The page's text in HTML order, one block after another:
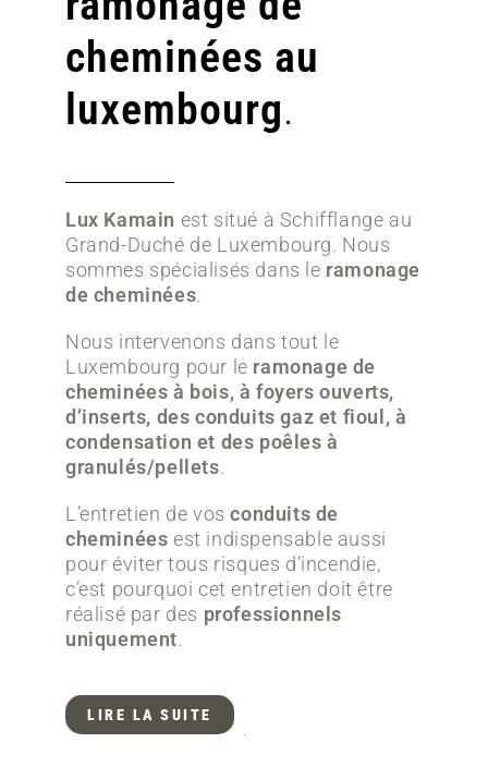
info@luxkamain.lu
info@luxkamain.lu
info@luxkamain.lu
info@luxkamain.lu
info@luxkamain.lu
info@luxkamain.lu
info@luxkamain.lu
info@luxkamain.lu
info@luxkamain.lu
cheminées au
luxembourg.
Lux Kamain est situé à Schifflange au
Grand-Duché de Luxembourg. Nous
sommes spécialisés dans le ramonage
de cheminées.
Nous intervenons dans tout le
Luxembourg pour le ramonage de
cheminées à bois, à foyers ouverts,
d’inserts, des conduits gaz et fioul, à
condensation et des poêles à
granulés/pellets.
L’entretien de vosconduits de
cheminées est indispensable aussi
pour éviter tous risques d’incendie,
c’est pourquoi cet entretien doit être
réalisé par des professionnels
uniquement.
LIRE LA SUITE